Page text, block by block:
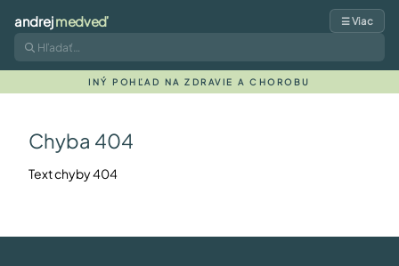
andrejmedveď ☰ Viac
INÝ POHĽAD NA ZDRAVIE A CHOROBU
Chyba 404
Text chyby 404